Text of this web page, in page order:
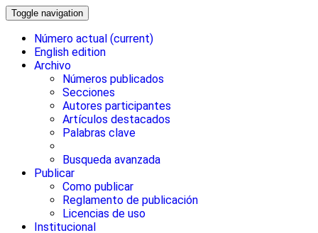
Toggle navigation
Número actual (current)
English edition
Archivo
Números publicados
Secciones
Autores participantes
Artículos destacados
Palabras clave
Busqueda avanzada
Publicar
Como publicar
Reglamento de publicación
Licencias de uso
Institucional